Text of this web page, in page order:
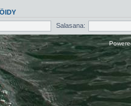
Salasana: